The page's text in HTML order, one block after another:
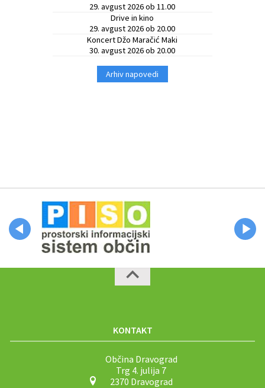
29. avgust 2026 ob 11.00
Drive in kino
29. avgust 2026 ob 20.00
Koncert Džo Maračić Maki
30. avgust 2026 ob 20.00
Arhiv napovedi
KONTAKT
Občina Dravograd
Trg 4. julija 7
2370 Dravograd